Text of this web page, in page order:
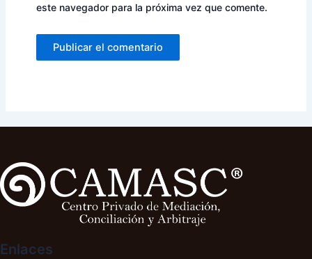
este navegador para la próxima vez que comente.
Enlaces